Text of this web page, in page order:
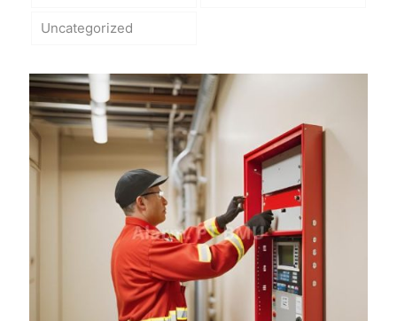
Uncategorized